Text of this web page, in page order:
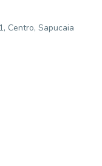
Centro, Sapucaia